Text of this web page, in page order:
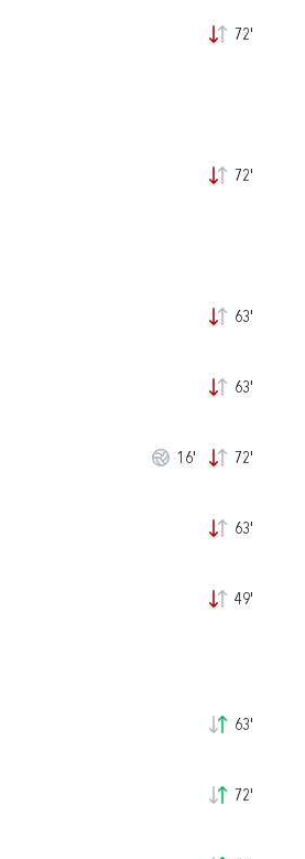
72'
72'
63'
63'
16' 72'
63'
49'
63'
72'